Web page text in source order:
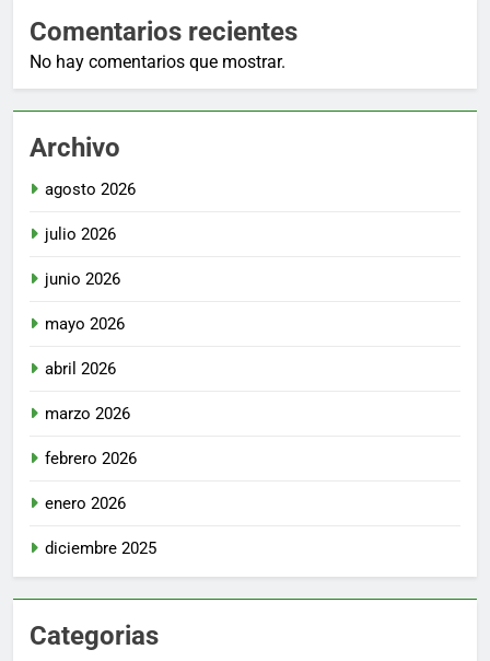
Comentarios recientes
No hay comentarios que mostrar.
Archivo
agosto 2026
julio 2026
junio 2026
mayo 2026
abril 2026
marzo 2026
febrero 2026
enero 2026
diciembre 2025
Categorias